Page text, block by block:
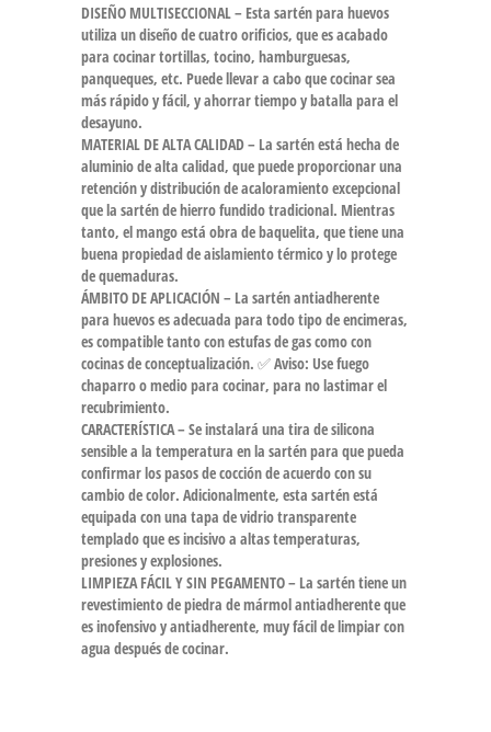
DISEÑO MULTISECCIONAL – Esta sartén para huevos
utiliza un diseño de cuatro orificios, que es acabado
para cocinar tortillas, tocino, hamburguesas,
panqueques, etc. Puede llevar a cabo que cocinar sea
más rápido y fácil, y ahorrar tiempo y batalla para el
desayuno.
MATERIAL DE ALTA CALIDAD – La sartén está hecha de
aluminio de alta calidad, que puede proporcionar una
retención y distribución de acaloramiento excepcional
que la sartén de hierro fundido tradicional. Mientras
tanto, el mango está obra de baquelita, que tiene una
buena propiedad de aislamiento térmico y lo protege
de quemaduras.
ÁMBITO DE APLICACIÓN – La sartén antiadherente
para huevos es adecuada para todo tipo de encimeras,
es compatible tanto con estufas de gas como con
cocinas de conceptualización. ✅ Aviso: Use fuego
chaparro o medio para cocinar, para no lastimar el
recubrimiento.
CARACTERÍSTICA – Se instalará una tira de silicona
sensible a la temperatura en la sartén para que pueda
confirmar los pasos de cocción de acuerdo con su
cambio de color. Adicionalmente, esta sartén está
equipada con una tapa de vidrio transparente
templado que es incisivo a altas temperaturas,
presiones y explosiones.
LIMPIEZA FÁCIL Y SIN PEGAMENTO – La sartén tiene un
revestimiento de piedra de mármol antiadherente que
es inofensivo y antiadherente, muy fácil de limpiar con
agua después de cocinar.